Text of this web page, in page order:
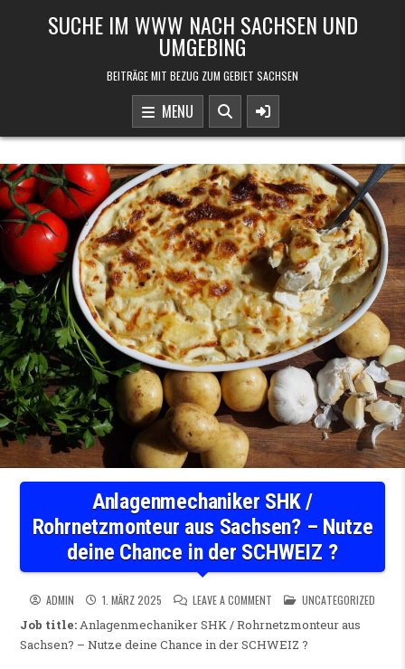
SUCHE IM WWW NACH SACHSEN UND
UMGEBING
BEITRÄGE MIT BEZUG ZUM GEBIET SACHSEN
MENU
Anlagenmechaniker SHK /
Rohrnetzmonteur aus Sachsen? – Nutze
deine Chance in der SCHWEIZ ?
ADMIN 1. MÄRZ 2025 LEAVE A COMMENT ON ANLAGENMECHANIKER
POSTED IN
UNCATEGORIZED
Job title:Anlagenmechaniker SHK / Rohrnetzmonteur aus
Sachsen? – Nutze deine Chance in der SCHWEIZ ?